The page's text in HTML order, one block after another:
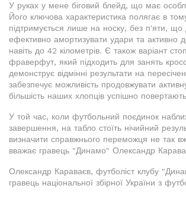
У руках у мене біговий блейд, що має
Його ключова характеристика полягає в
підтримується лише на носку, без п'яти, що
ефективно амортизувати удари та активно
навіть до 42 кілометрів. Є також варіант
фраверфут, який підходить для занять
демонструє відмінні результати на
забезпечує можливість продовжувати активну
більшість наших хлопців успішно
У той час, коли футбольний поєдинок
завершення, на табло стоїть нічийний
визначити справжнього переможця не так
вважає гравець "Динамо" Олександр
Олександр Караваєв, футболіст клубу
гравець національної збірної України з